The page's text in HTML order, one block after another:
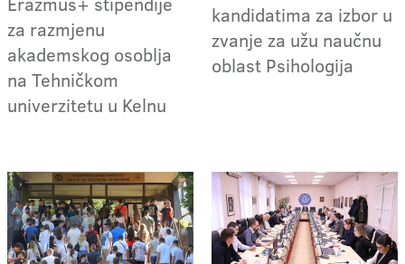
za razmjenu
akademskog osoblja
na Tehničkom
univerzitetu u Kelnu
kandidatima za izbor u
zvanje za užu naučnu
oblast Psihologija